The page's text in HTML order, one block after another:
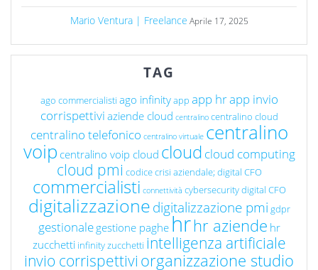
Mario Ventura | Freelance Aprile 17, 2025
TAG
ago commercialisti ago infinityapp app hrapp invio
corrispettivi aziende cloud centralino centralino cloud
centralino telefonico centralino virtuale centralino
voip centralino voip cloud cloud cloud computing
cloud pmi codice crisi aziendale; digital CFO
commercialisti connettività cybersecuritydigital CFO
digitalizzazionedigitalizzazione pmi gdpr
gestionale gestione paghe hrhr aziende hr
zucchetti infinity zucchetti intelligenza artificiale
invio corrispettivi organizzazione studio